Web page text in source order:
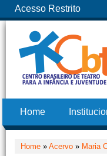
Acesso Restrito
Home
Home » Acervo » Maria